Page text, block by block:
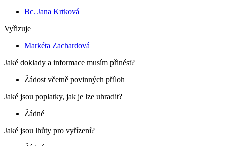
Bc. Jana Krtková
Vyřizuje
Markéta Zachardová
Jaké doklady a informace musím přinést?
Žádost včetně povinných příloh
Jaké jsou poplatky, jak je lze uhradit?
Žádné
Jaké jsou lhůty pro vyřízení?